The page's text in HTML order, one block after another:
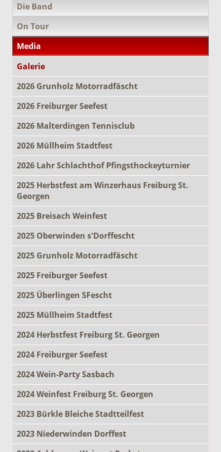
Die Band
On Tour
Media
Galerie
2026 Grunholz Motorradfäscht
2026 Freiburger Seefest
2026 Malterdingen Tennisclub
2026 Müllheim Stadtfest
2026 Lahr Schlachthof Pfingsthockeyturnier
2025 Herbstfest am Winzerhaus Freiburg St.
Georgen
2025 Breisach Weinfest
2025 Oberwinden s'Dorffescht
2025 Grunholz Motorradfäscht
2025 Freiburger Seefest
2025 Überlingen SFescht
2025 Müllheim Stadtfest
2024 Herbstfest Freiburg St. Georgen
2024 Freiburger Seefest
2024 Wein-Party Sasbach
2024 Weinfest Freiburg St. Georgen
2023 Bürkle Bleiche Stadtteilfest
2023 Niederwinden Dorffest